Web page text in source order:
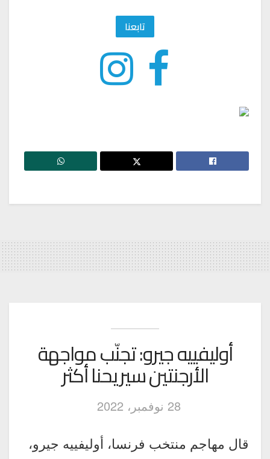
تابعنا
أوليفييه جيرو: تجنّب مواجهة
الأرجنتين سيريحنا أكثر
28 نوفمبر، 2022
قال مهاجم منتخب فرنسا، أوليفييه جيرو،